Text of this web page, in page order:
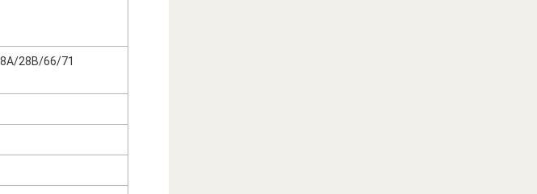
28B/66/71